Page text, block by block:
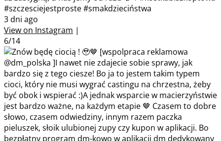
#szczesciejestproste #smakdzieciństwa
3 dni ago
View on Instagram |
6/14